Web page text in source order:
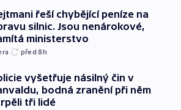
řeší chybějící peníze na
silnic. Jsou nenárokové,
ministerstvo
před 8h
vyšetřuje násilný čin v
bodná zranění při něm
tři lidé